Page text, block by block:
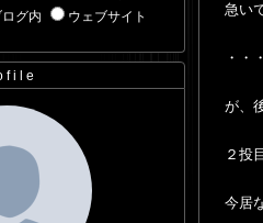
グ内 ウェブサイト 急い
・・
が、
２投
今居